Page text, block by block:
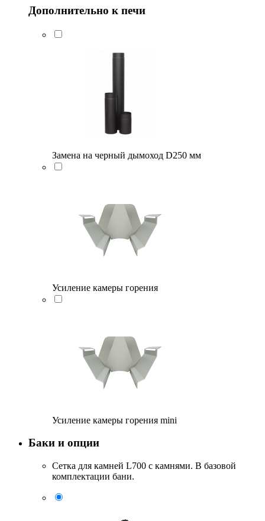
Дополнительно к печи
Замена на черный дымоход D250 мм
Усиление камеры горения
Усиление камеры горения mini
Баки и опции
Сетка для камней L700 с камнями. В базовой
комплектации бани.